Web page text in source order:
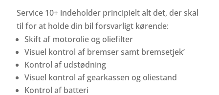
Service 10+ indeholder principielt alt det, der skal
til for at holde din bil forsvarligt kørende:
Skift af motorolie og oliefilter
Visuel kontrol af bremser samt bremsetjek’
Kontrol af udstødning
Visuel kontrol af gearkassen og oliestand
Kontrol af batteri